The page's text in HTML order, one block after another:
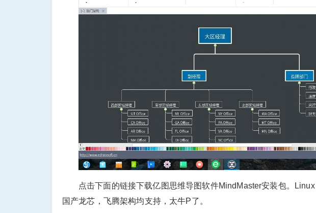
点击下面的链接下载亿图思维导图软件MindMaster安装包。
国产龙芯，飞腾架构均支持，太牛P了。
jianguo922 @ 艺